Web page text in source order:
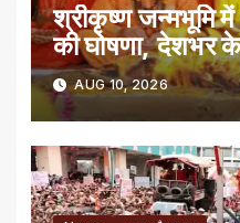
श्रीकृष्ण जन्मभूमि
की घोषणा, देशभर
AUG 10, 2026